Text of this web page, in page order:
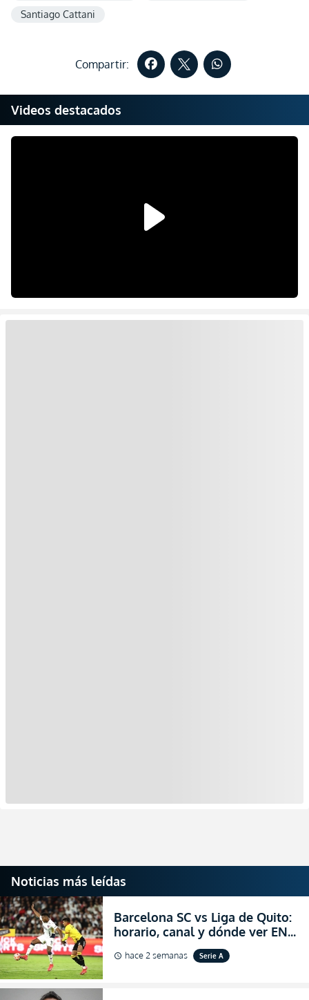
Santiago Cattani
Compartir:
Videos destacados
Noticias más leídas
Barcelona SC vs Liga de Quito:
horario, canal y dónde ver EN
VIVO la Fecha 22 de la LigaPro
2026
schedule hace 2 semanas Serie A